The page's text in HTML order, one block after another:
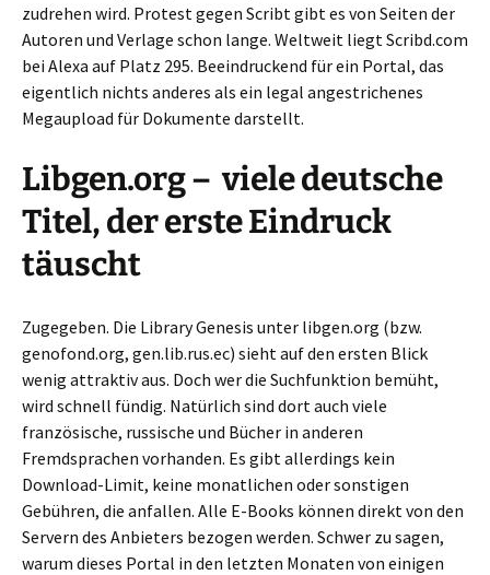
zudrehen wird. Protest gegen Scribt gibt es von Seiten der
Autoren und Verlage schon lange. Weltweit liegt Scribd.com
bei Alexa auf Platz 295. Beeindruckend für ein Portal, das
eigentlich nichts anderes als ein legal angestrichenes
Megaupload für Dokumente darstellt.
Libgen.org – viele deutsche
Titel, der erste Eindruck
täuscht
Zugegeben. Die Library Genesis unter libgen.org (bzw.
genofond.org, gen.lib.rus.ec) sieht auf den ersten Blick
wenig attraktiv aus. Doch wer die Suchfunktion bemüht,
wird schnell fündig. Natürlich sind dort auch viele
französische, russische und Bücher in anderen
Fremdsprachen vorhanden. Es gibt allerdings kein
Download-Limit, keine monatlichen oder sonstigen
Gebühren, die anfallen. Alle E-Books können direkt von den
Servern des Anbieters bezogen werden. Schwer zu sagen,
warum dieses Portal in den letzten Monaten von einigen